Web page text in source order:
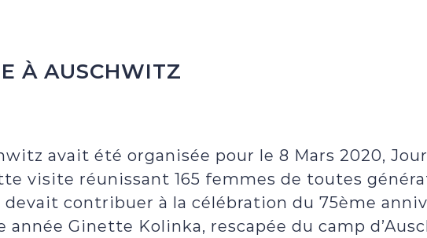
À AUSCHWITZ
avait été organisée pour le 8 Mars 2020,
visite réunissant 165 femmes de toutes
contribuer à la célébration du 75ème
année Ginette Kolinka, rescapée du camp